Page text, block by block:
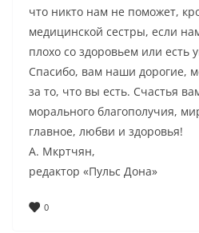
что никто нам не поможет,
медицинской сестры, если
плохо со здоровьем или есть
Спасибо, вам наши дорогие,
за то, что вы есть. Счастья
морального благополучия,
главное, любви и здоровья!
А. Мкртчян,
редактор «Пульс Дона»
0